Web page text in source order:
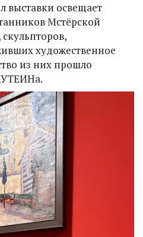
выставки освещает
Мстёрской
художественное
из них прошло